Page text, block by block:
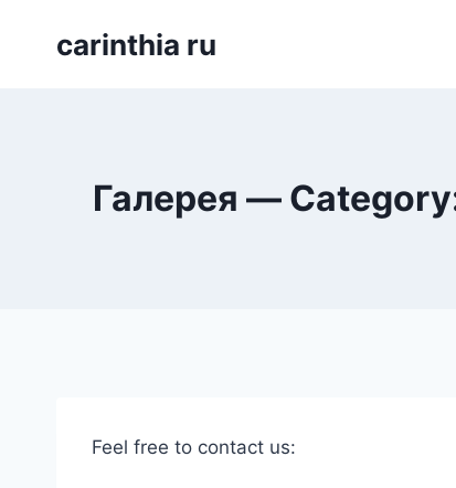
carinthia ru
Галерея —
Feel free to contact us: